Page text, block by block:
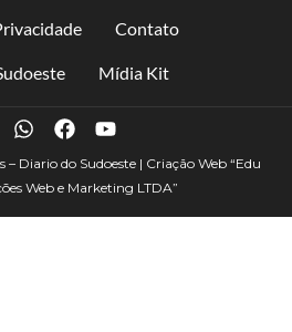
Contato
Mídia Kit
– Diario do Sudoeste | Criação Web “Edu
Web e Marketing LTDA”